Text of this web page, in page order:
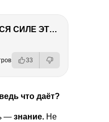
ТЫ УДИВИШЬСЯ СИЛЕ ЭТО ЧЕЛОВЕКА! Блог о нашей поездке в Вышний Волочек
33
что даёт?
— знание. Не